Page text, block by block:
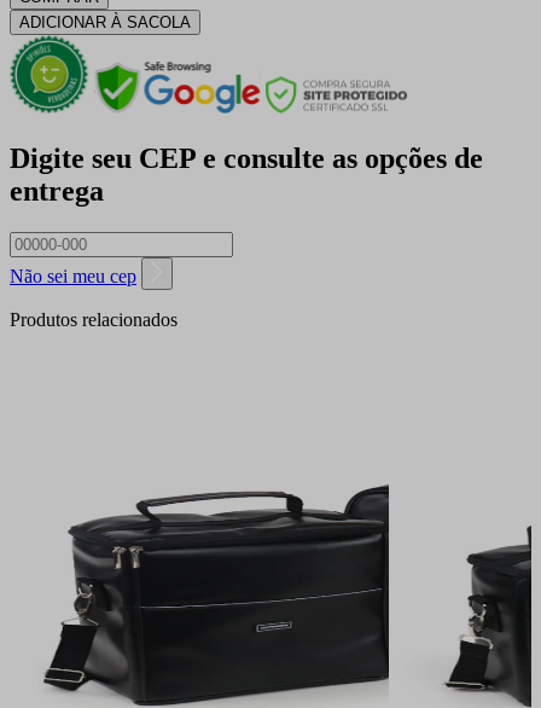
ADICIONAR À SACOLA
Digite seu CEP e consulte as opções de
entrega
Não sei meu cep
Produtos relacionados